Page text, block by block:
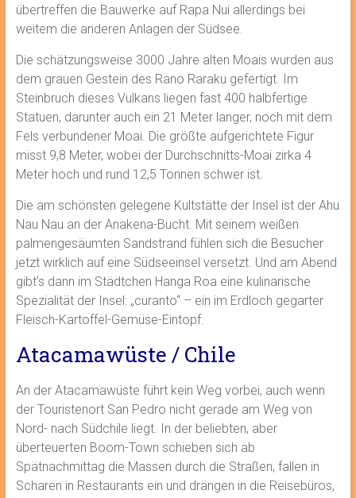
übertreffen die Bauwerke auf Rapa Nui allerdings bei
weitem die anderen Anlagen der Südsee.
Die schätzungsweise 3000 Jahre alten Moais wurden aus
dem grauen Gestein des Rano Raraku gefertigt. Im
Steinbruch dieses Vulkans liegen fast 400 halbfertige
Statuen, darunter auch ein 21 Meter langer, noch mit dem
Fels verbundener Moai. Die größte aufgerichtete Figur
misst 9,8 Meter, wobei der Durchschnitts-Moai zirka 4
Meter hoch und rund 12,5 Tonnen schwer ist.
Die am schönsten gelegene Kultstätte der Insel ist der Ahu
Nau Nau an der Anakena-Bucht. Mit seinem weißen
palmengesäumten Sandstrand fühlen sich die Besucher
jetzt wirklich auf eine Südseeinsel versetzt. Und am Abend
gibt’s dann im Städtchen Hanga Roa eine kulinarische
Spezialität der Insel: „curanto“ – ein im Erdloch gegarter
Fleisch-Kartoffel-Gemüse-Eintopf.
Atacamawüste / Chile
An der Atacamawüste führt kein Weg vorbei, auch wenn
der Touristenort San Pedro nicht gerade am Weg von
Nord- nach Südchile liegt. In der beliebten, aber
überteuerten Boom-Town schieben sich ab
Spätnachmittag die Massen durch die Straßen, fallen in
Scharen in Restaurants ein und drängen in die Reisebüros,